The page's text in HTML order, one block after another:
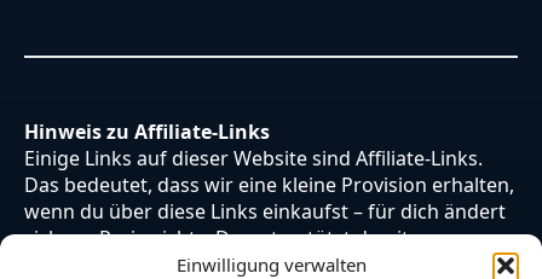
Einwilligung verwalten
Hinweis zu Affiliate-Links
Einige Links auf dieser Website sind Affiliate-Links.
Das bedeutet, dass wir eine kleine Provision erhalten,
wenn du über diese Links einkaufst – für dich ändert
sich am Preis nichts. Du unterstützt damit unsere
Arbeit. Vielen Dank dafür!